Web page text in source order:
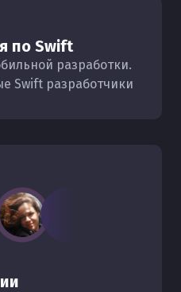
по Swift
разработки.
Swift разработчики